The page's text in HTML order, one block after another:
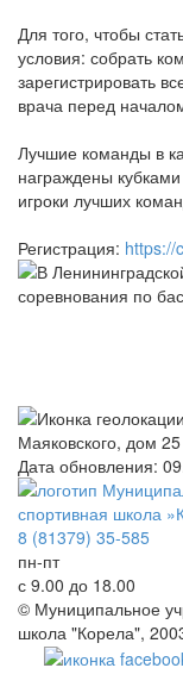
Для того, чтобы
условия: собрать
зарегистрировать
врача перед
Лучшие команды в
награждены
игроки лучших
Регистрация: https://
Маяковского, дом 25
Дата обновления:
8 (81379) 35-585
пн-пт
с 9.00 до 18.00
© Муниципальное
школа "Корела",